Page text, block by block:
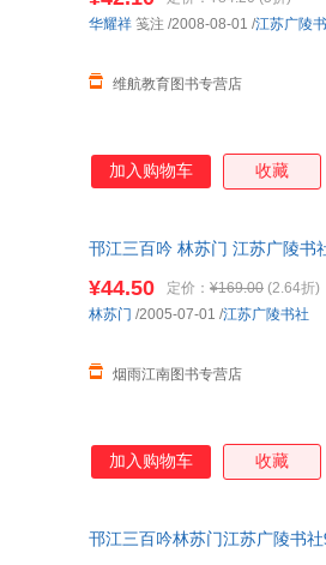
维航教育图书专营店
华耀祥 笺注 /2008-08-01 /江苏广陵
加入购物车 收藏
邗江三百吟 林苏门 江苏广陵书
¥44.50 定价： ¥169.00 (2.64折)
烟雨江南图书专营店
林苏门 /2005-07-01 /江苏广陵书社
加入购物车 收藏
邗江三百吟林苏门江苏广陵书